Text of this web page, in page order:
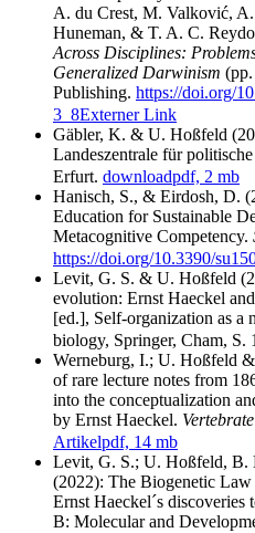
A. du Crest, M. Valković,
Huneman, & T. A. C.
Across Disciplines:
Generalized Darwinism
Publishing. https://doi.org/
3_8Externer Link
Gäbler, K. & U. Hoßfeld
Landeszentrale für
Erfurt. downloadpdf, 2 mb
Hanisch, S., & Eirdosh, D.
Education for Sustainable
Metacognitive Competency.
https://doi.org/10.3390/
Levit, G. S. & U. Hoßfeld
evolution: Ernst Haeckel
[ed.], Self-organization as a
biology, Springer, Cham, S.
Werneburg, I.; U. Hoßfeld
of rare lecture notes from
into the conceptualization
by Ernst Haeckel.
Artikelpdf, 14 mb
Levit, G. S.; U. Hoßfeld, B.
(2022): The Biogenetic Law
Ernst Haeckel´s
B: Molecular and